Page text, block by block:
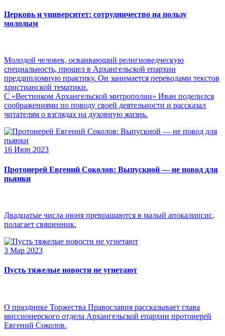
Церковь и университет: сотрудничество на пользу
молодым
Молодой человек, осваивающий религиоведческую
специальность, прошел в Архангельской епархии
преддипломную практику. Он занимается переводами текстов
христианской тематики.
С «Вестником Архангельской митрополии» Иван поделился
соображениями по поводу своей деятельности и рассказал
читателям о взглядах на духовную жизнь.
16 Июн 2023
Протоиерей Евгений Соколов: Выпускной — не повод для
пьянки
Двадцатые числа июня превращаются в малый апокалипсис,
полагает священник.
3 Мар 2023
Пусть тяжелые новости не угнетают
О празднике Торжества Православия рассказывает глава
миссионерского отдела Архангельской епархии протоиерей
Евгений Соколов.